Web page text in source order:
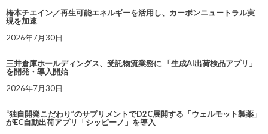
椿本チエイン／再生可能エネルギーを活用し、カーボンニュートラル実
現を加速
2026年7月30日
三井倉庫ホールディングス、受託物流業務に 「生成AI出荷検品アプリ」
を開発・導入開始
2026年7月30日
“独自開発こだわり”のサプリメントでD2C展開する「ウェルモット製薬」
がEC自動出荷アプリ「シッピーノ」を導入